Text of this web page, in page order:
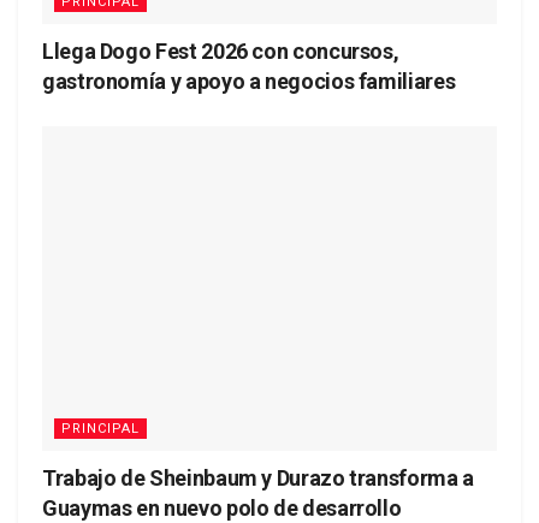
Llega Dogo Fest 2026 con concursos,
gastronomía y apoyo a negocios familiares
PRINCIPAL
Trabajo de Sheinbaum y Durazo transforma a
Guaymas en nuevo polo de desarrollo